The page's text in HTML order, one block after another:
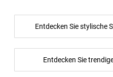
Entdecken Sie stylische
Entdecken Sie